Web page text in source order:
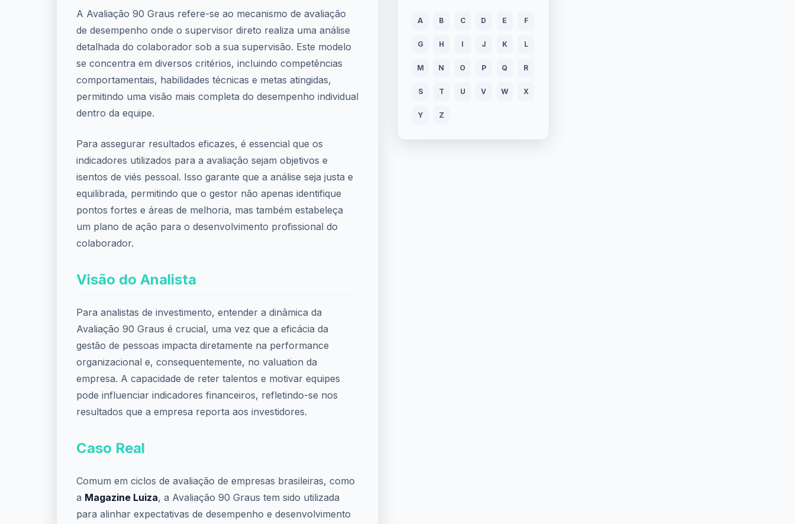
A Avaliação 90 Graus refere-se ao mecanismo de avaliação
de desempenho onde o supervisor direto realiza uma análise
detalhada do colaborador sob a sua supervisão. Este modelo
se concentra em diversos critérios, incluindo competências
comportamentais, habilidades técnicas e metas atingidas,
permitindo uma visão mais completa do desempenho individual
dentro da equipe.
Para assegurar resultados eficazes, é essencial que os
indicadores utilizados para a avaliação sejam objetivos e
isentos de viés pessoal. Isso garante que a análise seja justa e
equilibrada, permitindo que o gestor não apenas identifique
pontos fortes e áreas de melhoria, mas também estabeleça
um plano de ação para o desenvolvimento profissional do
colaborador.
Visão do Analista
Para analistas de investimento, entender a dinâmica da
Avaliação 90 Graus é crucial, uma vez que a eficácia da
gestão de pessoas impacta diretamente na performance
organizacional e, consequentemente, no valuation da
empresa. A capacidade de reter talentos e motivar equipes
pode influenciar indicadores financeiros, refletindo-se nos
resultados que a empresa reporta aos investidores.
Caso Real
Comum em ciclos de avaliação de empresas brasileiras, como
a Magazine Luiza, a Avaliação 90 Graus tem sido utilizada
para alinhar expectativas de desempenho e desenvolvimento
A B C D E F
G H I J K L
M N O P Q R
S T U V W X
Y Z